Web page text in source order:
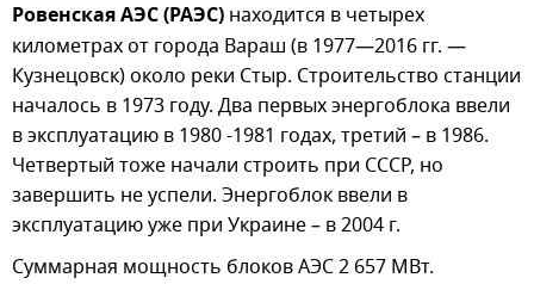
Ровенская АЭС (РАЭС) находится в четырех
километрах от города Вараш (в 1977—2016 гг. —
Кузнецовск) около реки Стыр. Строительство станции
началось в 1973 году. Два первых энергоблока ввели
в эксплуатацию в 1980 -1981 годах, третий – в 1986.
Четвертый тоже начали строить при СССР, но
завершить не успели. Энергоблок ввели в
эксплуатацию уже при Украине – в 2004 г.
Суммарная мощность блоков АЭС 2 657 МВт.